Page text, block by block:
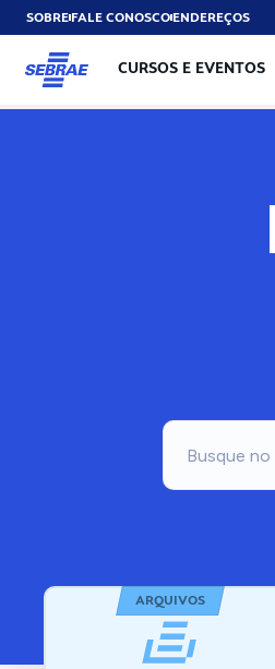
SOBREFALE CONOSCOENDEREÇOS
CURSOS E EVENTOS
ARQUIVOS